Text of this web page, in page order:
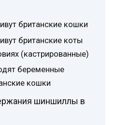
британские кошки
британские коты
(кастрированные)
беременные
кошки
шиншиллы в